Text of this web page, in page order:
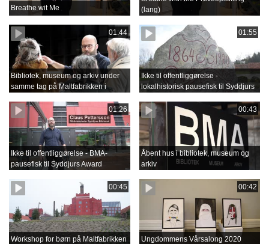
Breathe wit Me
(lang)
01:44
Bibliotek, museum og arkiv under
samme tag på Maltfabrikken i
01:55
Ikke til offentliggørelse -
lokalhistorisk pausefisk til Syddjurs
01:26
Ikke til offentliggørelse - BMA-
pausefisk til Syddjurs Award
00:43
Åbent hus i bibliotek, museum og
arkiv
00:45
Workshop for børn på Maltfabrikken
00:42
Ungdommens Vårsalong 2020